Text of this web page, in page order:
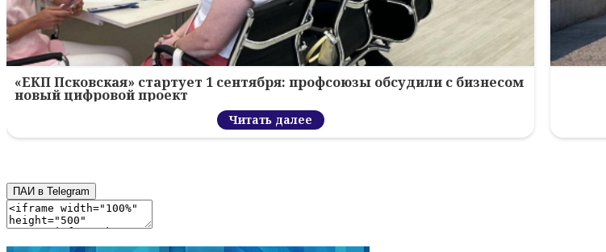
«ЕКП Псковская» стартует 1 сентября: профсоюзы обсудили с бизнесом
новый цифровой проект
Читать далее
ПАИ в Telegram